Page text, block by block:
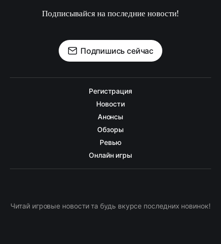
Подписывайся на последние новости!
Подпишись сейчас
Регистрация
Новости
Анонсы
Обзоры
Ревью
Онлайн игры
Читай игровые новости та будь вкурсе последних новинок!